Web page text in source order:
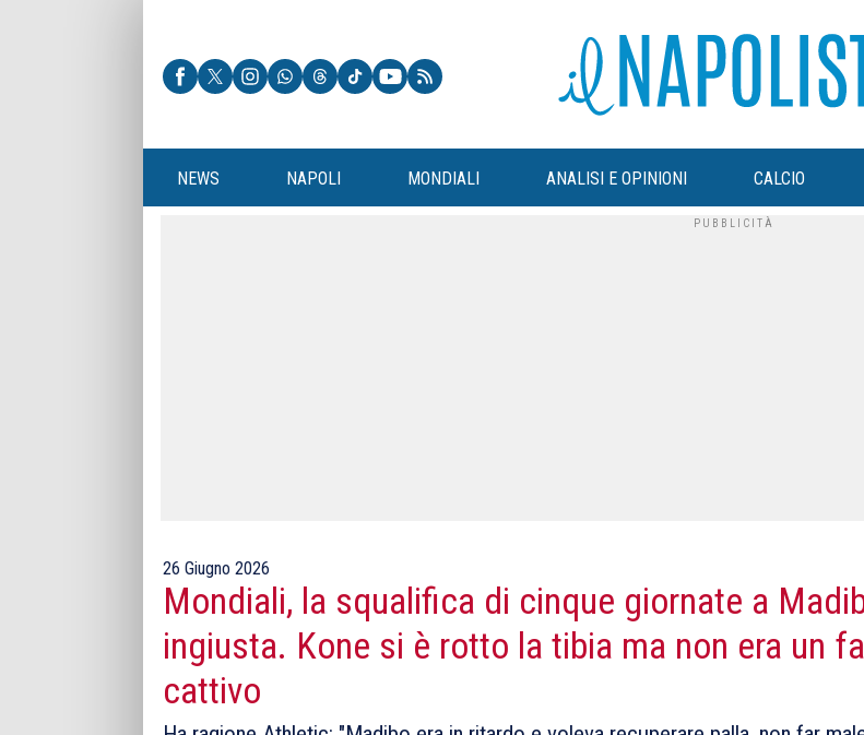
NEWS NAPOLI MONDIALI ANALISI E OPINIONI CALCIO
26 Giugno 2026
Mondiali, la squalifica di cinque giornate a
ingiusta. Kone si è rotto la tibia ma non era un
cattivo